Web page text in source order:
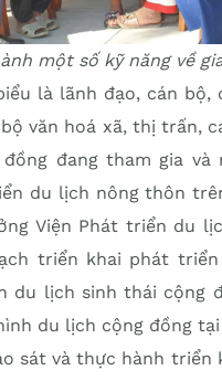
một số kỹ năng về
là lãnh đạo, cán
văn hoá xã, thị trấn,
đang tham gia
du lịch nông thôn
Viện Phát triển du
triển khai phát
du lịch sinh thái cộng
du lịch cộng đồng tại
sát và thực hành